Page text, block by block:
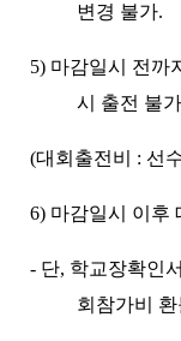
변경 불가.
5) 마감일시 전까
시 출전 불가
(대회출전비 : 선
6) 마감일시 이후
- 단, 학교장확인
회참가비 환